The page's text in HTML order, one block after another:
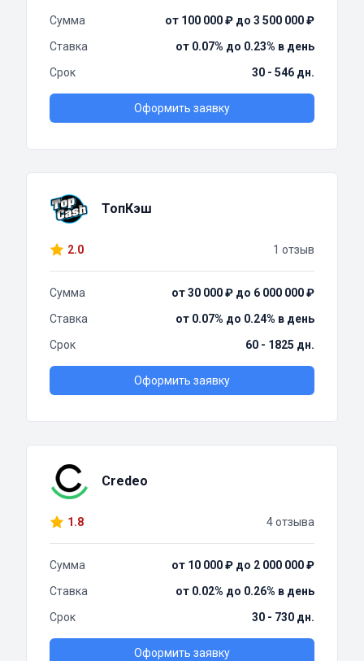
Сумма
от 100 000 ₽ до 3 500 000 ₽
Ставка
от 0.07% до 0.23% в день
Срок
30 - 546 дн.
Оформить заявку
ТопКэш
2.0 1 отзыв
Сумма
от 30 000 ₽ до 6 000 000 ₽
Ставка
от 0.07% до 0.24% в день
Срок
60 - 1825 дн.
Оформить заявку
Credeo
1.8 4 отзыва
Сумма
от 10 000 ₽ до 2 000 000 ₽
Ставка
от 0.02% до 0.26% в день
Срок
30 - 730 дн.
Оформить заявку